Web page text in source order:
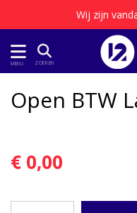
Wij zijn
MENU ZOEKEN
Open BTW
€ 0,00